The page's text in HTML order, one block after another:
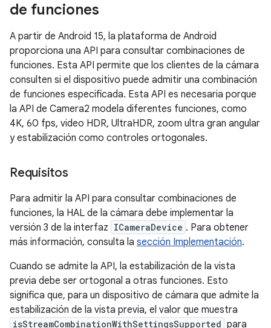
de funciones
A partir de Android 15, la plataforma de Android
proporciona una API para consultar combinaciones de
funciones. Esta API permite que los clientes de la cámara
consulten si el dispositivo puede admitir una combinación
de funciones especificada. Esta API es necesaria porque
la API de Camera2 modela diferentes funciones, como
4K, 60 fps, video HDR, UltraHDR, zoom ultra gran angular
y estabilización como controles ortogonales.
Requisitos
Para admitir la API para consultar combinaciones de
funciones, la HAL de la cámara debe implementar la
versión 3 de la interfaz ICameraDevice . Para obtener
más información, consulta la sección Implementación.
Cuando se admite la API, la estabilización de la vista
previa debe ser ortogonal a otras funciones. Esto
significa que, para un dispositivo de cámara que admite la
estabilización de la vista previa, el valor que muestra
isStreamCombinationWithSettingsSupported para